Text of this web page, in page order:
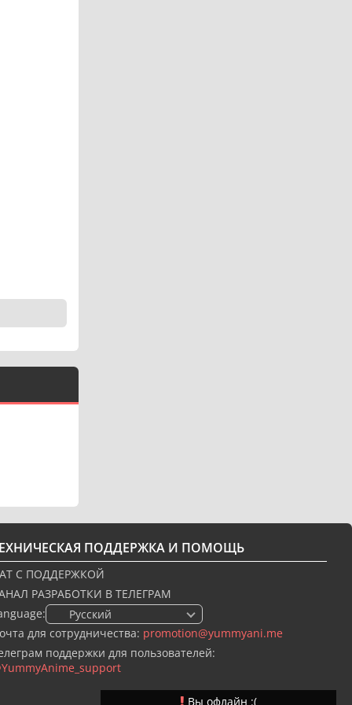
ПОДДЕРЖКА И ПОМОЩЬ
С ПОДДЕРЖКОЙ
РАЗРАБОТКИ В ТЕЛЕГРАМ
🇷🇺 Русский
для сотрудничества: promotion@yummyani.me
поддержки для пользователей:
Вы офлайн :(